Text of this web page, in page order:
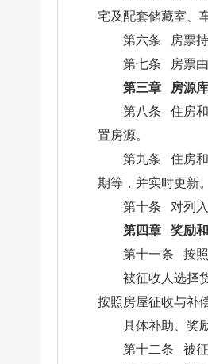
宅及配套储藏室、
第六条 房票持
第七条 房票由
第三章 房源
第八条 住房和
置房源。
第九条 住房和
期等，并实时更新。
第十条 对列入
第四章 奖励
第十一条 按照
被征收人选择
按照房屋征收与补
具体补助、奖
第十二条 被征